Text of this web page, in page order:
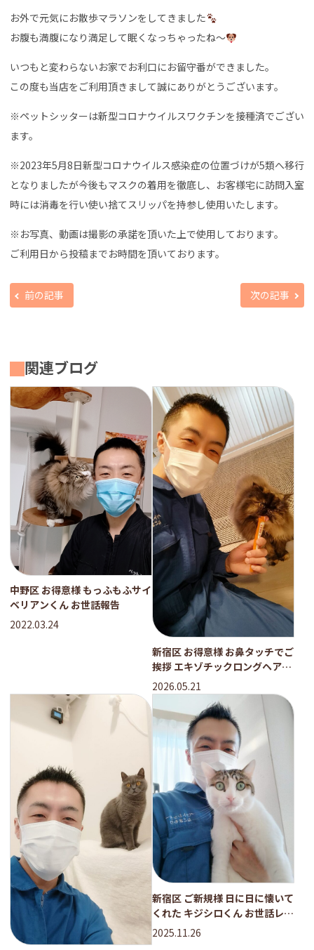
お外で元気にお散歩マラソンをしてきました
お腹も満腹になり満足して眠くなっちゃったね〜
いつもと変わらないお家でお利口にお留守番ができました。
この度も当店をご利用頂きまして誠にありがとうございます。
※ペットシッターは新型コロナウイルスワクチンを接種済でござい
ます。
※2023年5月8日新型コロナウイルス感染症の位置づけが5類へ移行
となりましたが今後もマスクの着用を徹底し、お客様宅に訪問入室
時には消毒を行い使い捨てスリッパを持参し使用いたします。
※お写真、動画は撮影の承諾を頂いた上で使用しております。
ご利用日から投稿までお時間を頂いております。
前の記事 次の記事
関連ブログ
中野区 お得意様 もっふもふサイ
ベリアンくん お世話報告
2022.03.24
新宿区 お得意様 お鼻タッチでご
挨拶 エキゾチックロングヘアち
ゃん お世話レポート
2026.05.21
新宿区 ご新規様 日に日に懐いて
くれた キジシロくん お世話レポ
ート
2025.11.26